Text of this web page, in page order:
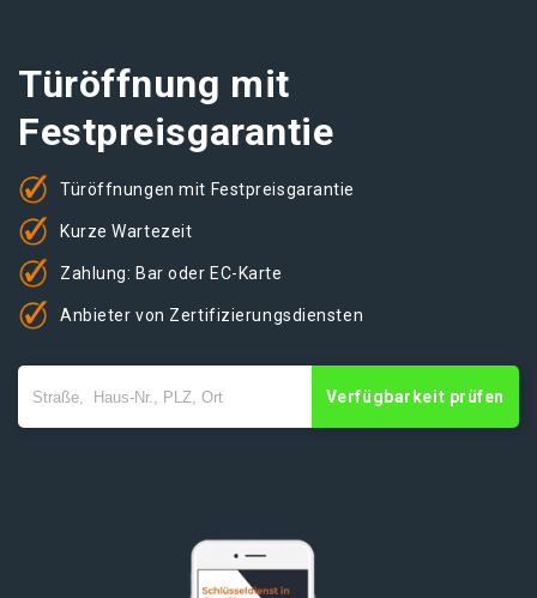
Türöffnung mit
Festpreisgarantie
Türöffnungen mit Festpreisgarantie
Kurze Wartezeit
Zahlung: Bar oder EC-Karte
Anbieter von Zertifizierungsdiensten
Verfügbarkeit prüfen